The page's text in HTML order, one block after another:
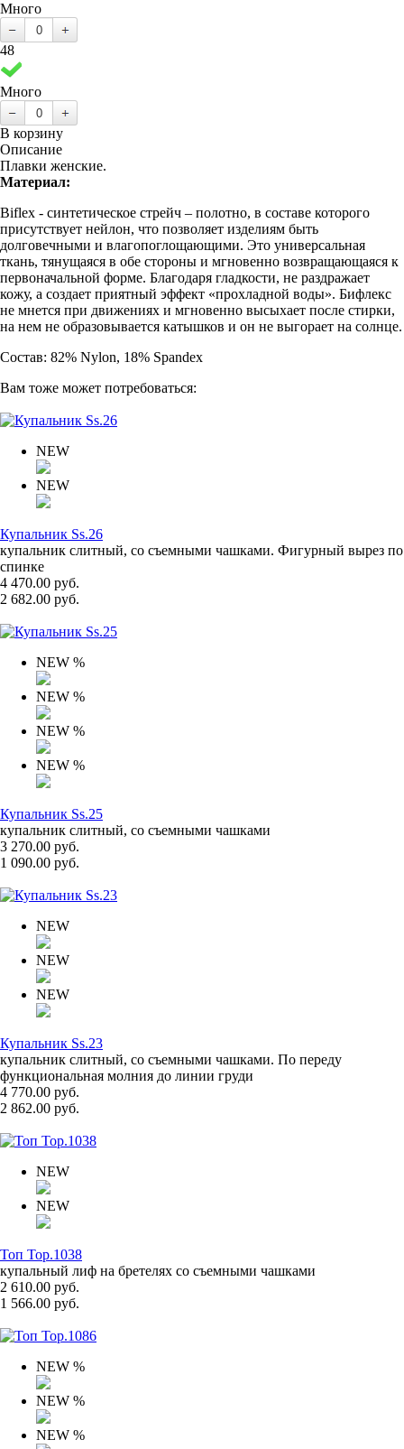
Много
48
Много
В корзину
Описание
Плавки женские.
Материал:
Biflex - cинтетическое стрейч – полотно, в составе которого
присутствует нейлон, что позволяет изделиям быть
долговечными и влагопоглощающими. Это универсальная
ткань, тянущаяся в обе стороны и мгновенно возвращающаяся к
первоначальной форме. Благодаря гладкости, не раздражает
кожу, а создает приятный эффект «прохладной воды». Бифлекс
не мнется при движениях и мгновенно высыхает после стирки,
на нем не образовывается катышков и он не выгорает на солнце.
Состав: 82% Nylon, 18% Spandex
Вам тоже может потребоваться:
NEW
NEW
Купальник Ss.26
купальник слитный, со съемными чашками. Фигурный вырез по
спинке
4 470.00 руб.
2 682.00 руб.
NEW %
NEW %
NEW %
NEW %
Купальник Ss.25
купальник слитный, со съемными чашками
3 270.00 руб.
1 090.00 руб.
NEW
NEW
NEW
Купальник Ss.23
купальник слитный, со съемными чашками. По переду
функциональная молния до линии груди
4 770.00 руб.
2 862.00 руб.
NEW
NEW
Топ Top.1038
купальный лиф на бретелях со съемными чашками
2 610.00 руб.
1 566.00 руб.
NEW %
NEW %
NEW %